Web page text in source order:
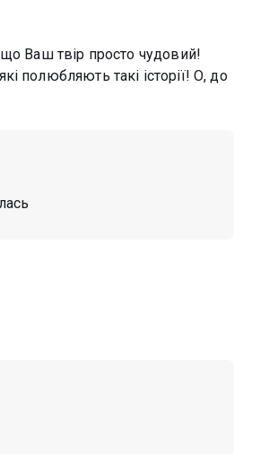
Ваш твір просто чудовий!
полюбляють такі історії! О, до